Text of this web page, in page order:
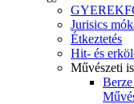
Jurisics
Étkeztetés
Hit- és
Művészeti